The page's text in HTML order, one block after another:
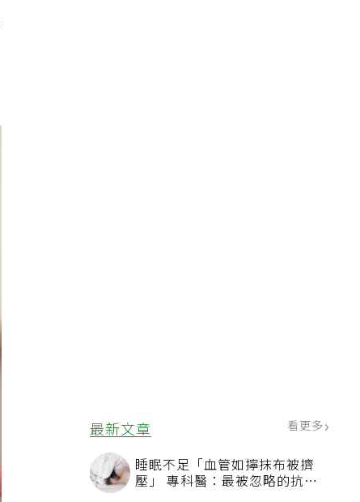
最新文章 看更多
睡眠不足「血管如擰抹布被擠
壓」 專科醫：最被忽略的抗老